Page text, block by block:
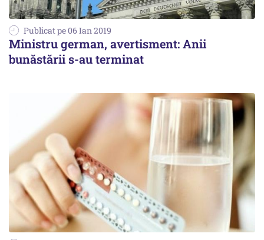
Publicat pe 06 Ian 2019
Ministru german, avertisment: Anii
bunăstării s-au terminat